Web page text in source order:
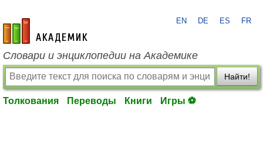
academic.ru
EN DE ES FR
Словари и энциклопедии на Академике
Найти!
Толкования Переводы Книги Игры ⚽